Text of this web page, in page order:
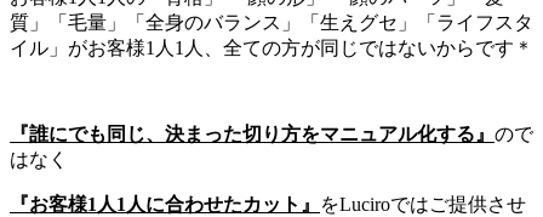
質」「毛量」「全身のバランス」「生えグセ」「ライフスタ
イル」がお客様1人1人、全ての方が同じではないからです＊
『誰にでも同じ、決まった切り方をマニュアル化する』 ので
はなく
『お客様1人1人に合わせたカット』
をLuciroではご提供させ